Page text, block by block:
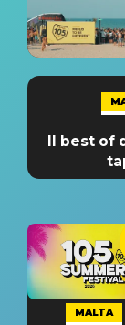
Il best of
MALTA